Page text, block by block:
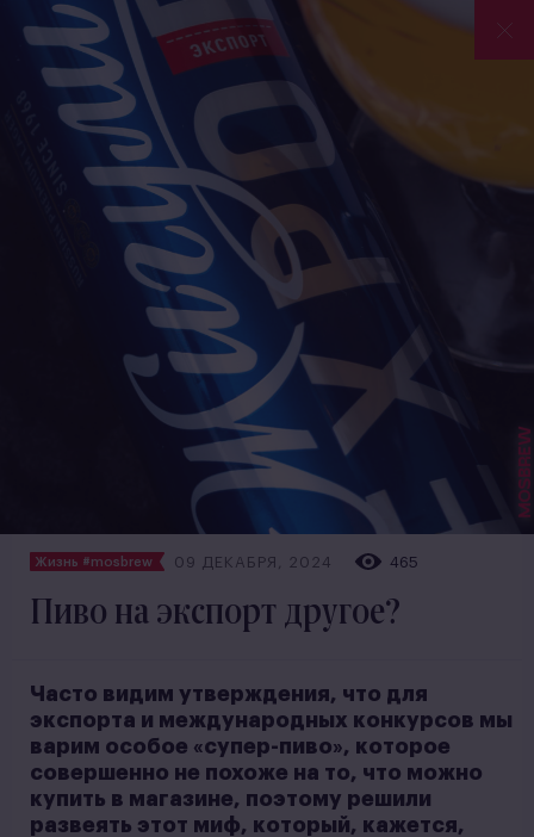
Жизнь #mosbrew 09 ДЕКАБРЯ, 2024 465
Пиво на экспорт другое?
Часто видим утверждения, что для
экспорта и международных конкурсов мы
варим особое «супер-пиво», которое
совершенно не похоже на то, что можно
купить в магазине, поэтому решили
развеять этот миф, который, кажется,